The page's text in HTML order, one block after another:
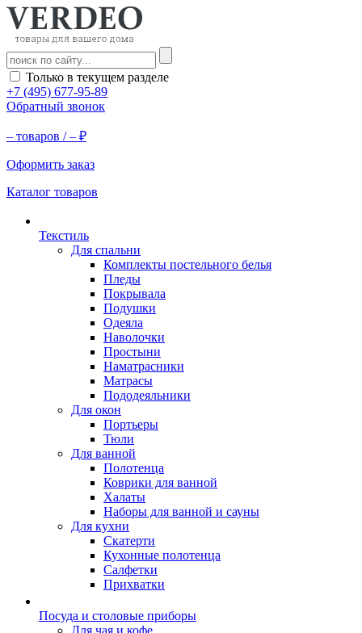
Только в текущем разделе
+7 (495) 677-95-89
Обратный звонок
– товаров /– ₽
Оформить заказ
Каталог товаров
Текстиль
Для спальни
Комплекты постельного белья
Пледы
Покрывала
Подушки
Одеяла
Наволочки
Простыни
Наматрасники
Матрасы
Пододеяльники
Для окон
Портьеры
Тюли
Для ванной
Полотенца
Коврики для ванной
Халаты
Наборы для ванной и сауны
Для кухни
Скатерти
Кухонные полотенца
Салфетки
Прихватки
Посуда и столовые приборы
Для чая и кофе